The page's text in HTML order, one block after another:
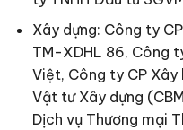
Xây dựng: Công ty
TM-XDHL 86, Công
Việt, Công ty CP Xây
Vật tư Xây dựng
Dịch vụ Thương mại